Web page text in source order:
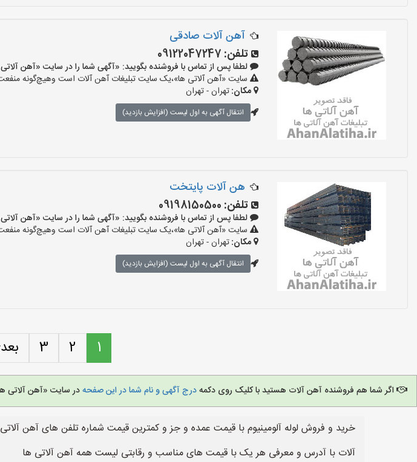
آهن آلات صادقی
تلفن: 09122047247
لطفا پس از تماس با فروشنده بگویید: «آگهی شما را در سایت «آهن آلاتی ها» دیده
سایت «آهن آلاتی ها»،یک سایت تبلیغات آهن آلات است وهیچ‌گونه منفعت
مکان:تهران - تهران
انتقال آگهی به اول لیست (افزایش بازدید)
هن آلات پایتخت
تلفن: 09198150500
لطفا پس از تماس با فروشنده بگویید: «آگهی شما را در سایت «آهن آلاتی ها» دیده
سایت «آهن آلاتی ها»،یک سایت تبلیغات آهن آلات است وهیچ‌گونه منفعت
مکان:تهران - تهران
انتقال آگهی به اول لیست (افزایش بازدید)
1
2
3
اگر شما هم فروشنده آهن آلات هستید با کلیک روی دکمهدرج آگهی و نام شما در این صفحهدر سایت «آهن آلاتی
خرید و فروش لوله آلومینیوم با قیمت عمده و جز و کمترین قیمت شماره تلفن های آهن
آلات با آدرس و معرفی هر یک با قیمت های مناسب و رقابتی لیست همه آهن آلاتی ها